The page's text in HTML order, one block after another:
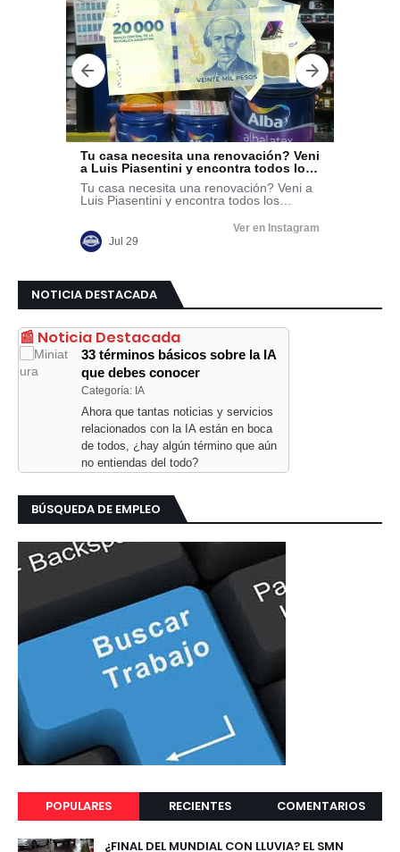
NOTICIA DESTACADA
📰 Noticia Destacada
33 términos básicos sobre la IA
que debes conocer
Categoría: IA
Ahora que tantas noticias y servicios
relacionados con la IA están en boca
de todos, ¿hay algún término que aún
no entiendas del todo?
BÚSQUEDA DE EMPLEO
POPULARES RECIENTES COMENTARIOS
¿FINAL DEL MUNDIAL CON LLUVIA? EL SMN